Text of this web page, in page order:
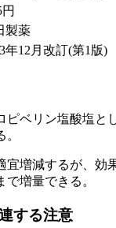
円
製薬
年12月改訂(第1版)
ピベリン塩酸塩と
宜増減するが、効
で増量できる。
する注意